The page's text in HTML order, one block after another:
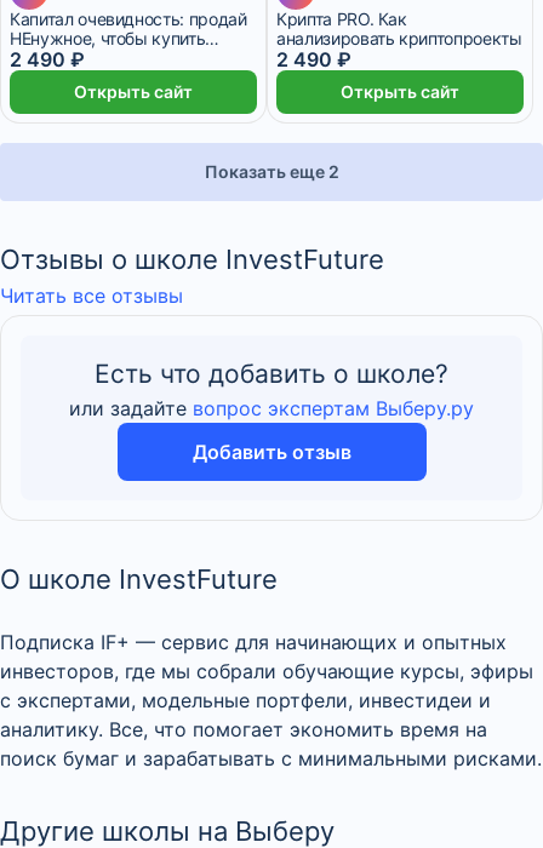
Капитал очевидность: продай
НЕнужное, чтобы купить
НУЖНОЕ
2 490 ₽
Открыть сайт
Крипта PRO. Как
анализировать криптопроекты
2 490 ₽
Открыть сайт
Показать еще 2
Отзывы о школе InvestFuture
Читать все отзывы
Есть что добавить о школе?
или задайте вопрос экспертам Выберу.ру
Добавить отзыв
О школе InvestFuture
Подписка IF+ — сервис для начинающих и опытных
инвесторов, где мы собрали обучающие курсы, эфиры
с экспертами, модельные портфели, инвестидеи и
аналитику. Все, что помогает экономить время на
поиск бумаг и зарабатывать с минимальными рисками.
Другие школы на Выберу